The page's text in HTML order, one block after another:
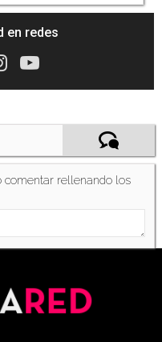
en redes
comentar rellenando los